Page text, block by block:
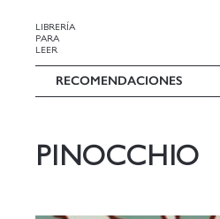
LIBRERÍA
PARA
LEER
RECOMENDACIONES
PINOCCHIO